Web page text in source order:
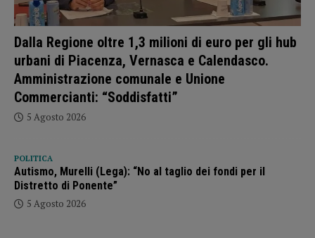
Dalla Regione oltre 1,3 milioni di euro per gli hub
urbani di Piacenza, Vernasca e Calendasco.
Amministrazione comunale e Unione
Commercianti: “Soddisfatti”
5 Agosto 2026
POLITICA
Autismo, Murelli (Lega): “No al taglio dei fondi per il
Distretto di Ponente”
5 Agosto 2026